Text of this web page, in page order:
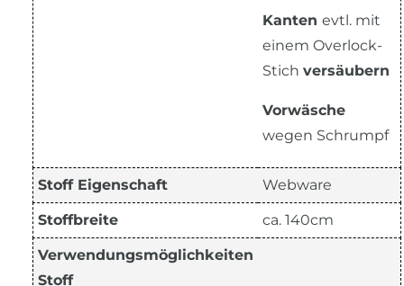
Kanten evtl. mit
einem Overlock-
Stich versäubern
Vorwäsche
wegen Schrumpf
Stoff Eigenschaft Webware
Stoffbreite ca. 140cm
Verwendungsmöglichkeiten
Stoff